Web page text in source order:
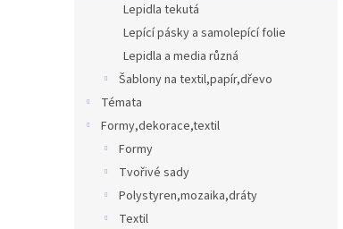
Lepidla tekutá
Lepící pásky a samolepící folie
Lepidla a media různá
Šablony na textil,papír,dřevo
Témata
Formy,dekorace,textil
Formy
Tvořivé sady
Polystyren,mozaika,dráty
Textil